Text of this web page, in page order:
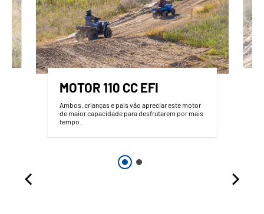
MOTOR 110 CC EFI
Ambos, crianças e pais vão apreciar este motor
de maior capacidade para desfrutarem por mais
tempo.